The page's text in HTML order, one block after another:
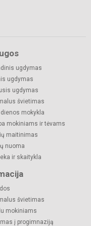
ugdymas
ugdymas
ugdymas
švietimas
mokykla
mokiniams ir tėvams
maitinimas
nuoma
ir skaitykla
švietimas
mokiniams
į progimnaziją